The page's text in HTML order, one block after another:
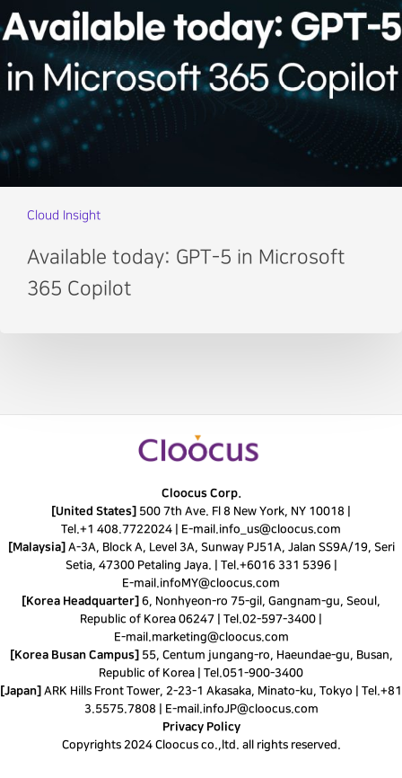
Cloud Insight
Available today: GPT-5 in Microsoft
365 Copilot
Cloocus Corp.
[United States] 500 7th Ave. Fl 8 New York, NY 10018 |
Tel.+1 408.7722024 E-mail.info_us@cloocus.com
[Malaysia] A-3A, Block A, Level 3A, Sunway PJ51A, Jalan SS9A/19, Seri
Setia, 47300 Petaling Jaya. | Tel.+6016 331 5396|
E-mail.infoMY@cloocus.com
[Korea Headquarter] 6, Nonhyeon-ro 75-gil, Gangnam-gu, Seoul,
Republic of Korea 06247 | Tel.02-597-3400
E-mail.marketing@cloocus.com
[Korea Busan Campus] 55, Centum jungang-ro, Haeundae-gu, Busan,
Republic of Korea | Tel.051-900-3400
[Japan] ARK Hills Front Tower, 2-23-1 Akasaka, Minato-ku, Tokyo | Tel.+81
3.5575.7808 | E-mail.infoJP@cloocus.com
Privacy Policy
Copyrights 2024 Cloocus co.,ltd. all rights reserved.